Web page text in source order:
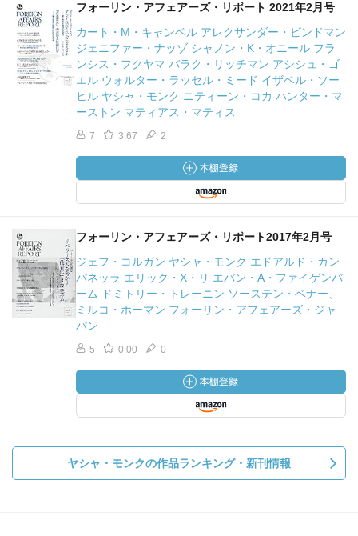
フォーリン・アフェアーズ・リポート 2021年2月号
カート・M・キャンベル アレクサンダー・ビンドマン
ジェニファー・ナッゾ シャノン・K・オニール フラ
ンシス・フクヤマ バラク・リッチマン アシシュ・ゴ
エル ウォルター・ラッセル・ミード イザベル・ソー
ヒル ヤシャ・モンク ニティーン・コカ ハンター・マ
ーストン マティアス・マティス
7 3.67 2
フォーリン・アフェアーズ・リポート2017年2月号
ジェフ・コルガン ヤシャ・モンク エドアルド・カン
パネッラ エリック・X・リ エバン・A・ファイゲンバ
ーム ドミトリー・トレーニン ソーステン・ベナー、
ミルコ・ホーマン フォーリン・アフェアーズ・ジャ
パン
5 0.00 0
ヤシャ・モンクの作品ランキング・新刊情報